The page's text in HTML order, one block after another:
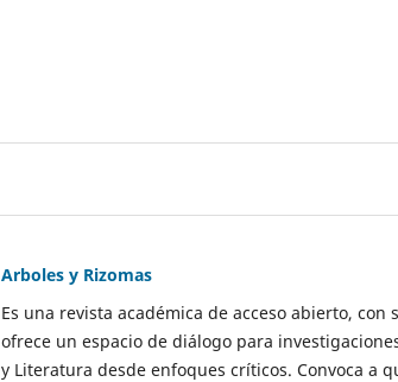
Arboles y Rizomas
Es una revista académica de acceso abierto,
ofrece un espacio de diálogo para
y Literatura desde enfoques críticos. Convoca a